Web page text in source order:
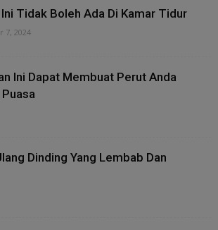
Tidak Boleh Ada Di Kamar Tidur
7, 2024
Ini Dapat Membuat Perut Anda
Dinding Yang Lembab Dan